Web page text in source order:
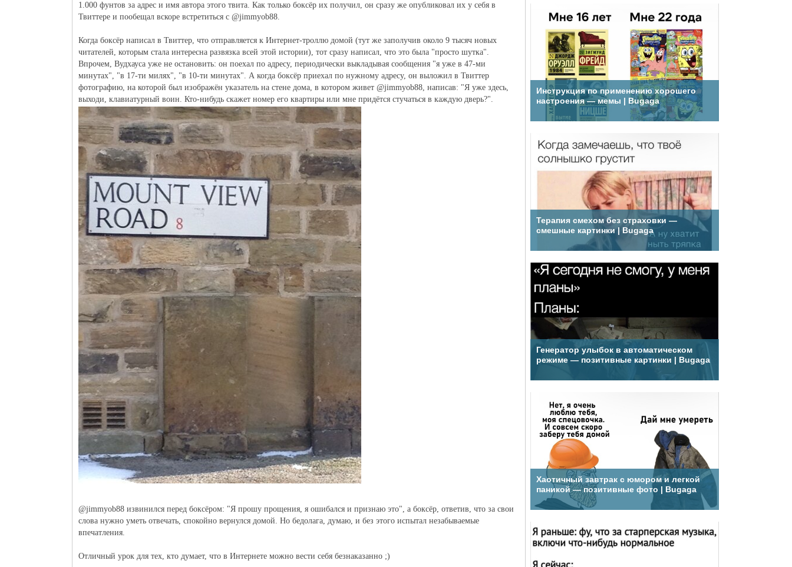
1.000 фунтов за адрес и имя автора этого твита. Как только боксёр их получил, он сразу же опубликовал их у себя в
Твиттере и пообещал вскоре встретиться с @jimmyob88.
Когда боксёр написал в Твиттер, что отправляется к Интернет-троллю домой (тут же заполучив около 9 тысяч новых
читателей, которым стала интересна развязка всей этой истории), тот сразу написал, что это была "просто шутка".
Впрочем, Вудхауса уже не остановить: он поехал по адресу, периодически выкладывая сообщения "я уже в 47-ми
минутах", "в 17-ти милях", "в 10-ти минутах". А когда боксёр приехал по нужному адресу, он выложил в Твиттер
фотографию, на которой был изображён указатель на стене дома, в котором живет @jimmyob88, написав: "Я уже здесь,
выходи, клавиатурный воин. Кто-нибудь скажет номер его квартиры или мне придётся стучаться в каждую дверь?".
@jimmyob88 извинился перед боксёром: "Я прошу прощения, я ошибался и признаю это", а боксёр, ответив, что за свои
слова нужно уметь отвечать, спокойно вернулся домой. Но бедолага, думаю, и без этого испытал незабываемые
впечатления.
Отличный урок для тех, кто думает, что в Интернете можно вести себя безнаказанно ;)
Инструкция по применению хорошего
настроения — мемы | Bugaga
Терапия смехом без страховки —
смешные картинки | Bugaga
Генератор улыбок в автоматическом
режиме — позитивные картинки | Bugaga
Хаотичный завтрак с юмором и легкой
паникой — позитивные фото | Bugaga